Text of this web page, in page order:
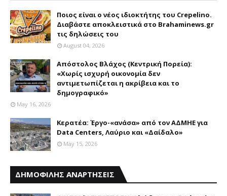
Ποιος είναι ο νέος ιδιοκτήτης του Crepelino.
Διαβάστε αποκλειστικά στο Brahaminews.gr
τις δηλώσεις του
August 04, 2026
Απόστολος Βλάχος (Κεντρική Πορεία):
«Χωρίς ισχυρή οικονομία δεν
αντιμετωπίζεται η ακρίβεια και το
δημογραφικό»
May 16, 2026
Κερατέα: Έργο-«ανάσα» από τον ΑΔΜΗΕ για
Data Centers, Λαύριο και «Δαίδαλο»
May 15, 2026
ΔΗΜΟΦΙΛΗΣ ΑΝΑΡΤΗΣΕΙΣ